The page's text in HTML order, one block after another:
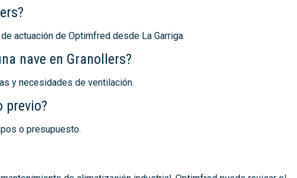
actuación de Optimfred desde La Garriga.
nave en Granollers?
y necesidades de ventilación.
previo?
o presupuesto.